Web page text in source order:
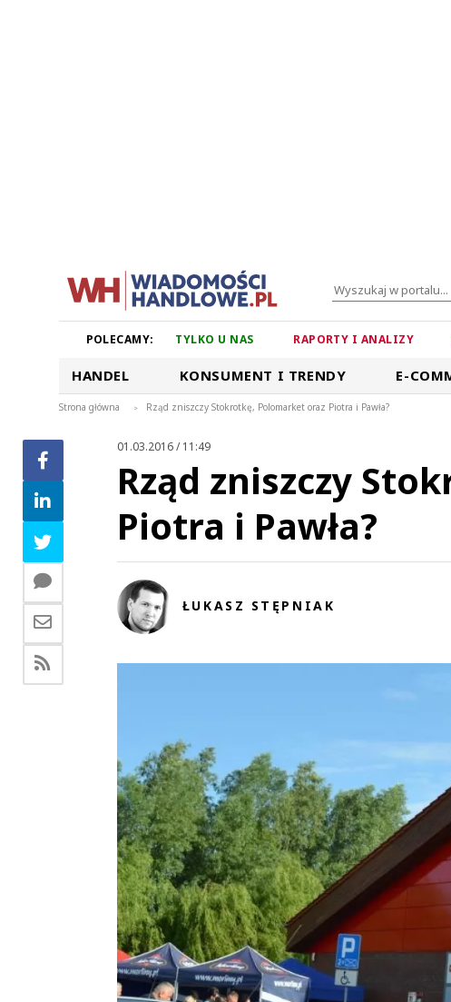
POLECAMY: TYLKO U NAS RAPORTY I ANALIZY
HANDEL KONSUMENT I TRENDY E-
Strona główna > Rząd zniszczy Stokrotkę, Polomarket oraz Piotra i Pawła?
01.03.2016 / 11:49
Rząd zniszczy
Piotra i Pawła?
ŁUKASZ STĘPNIAK